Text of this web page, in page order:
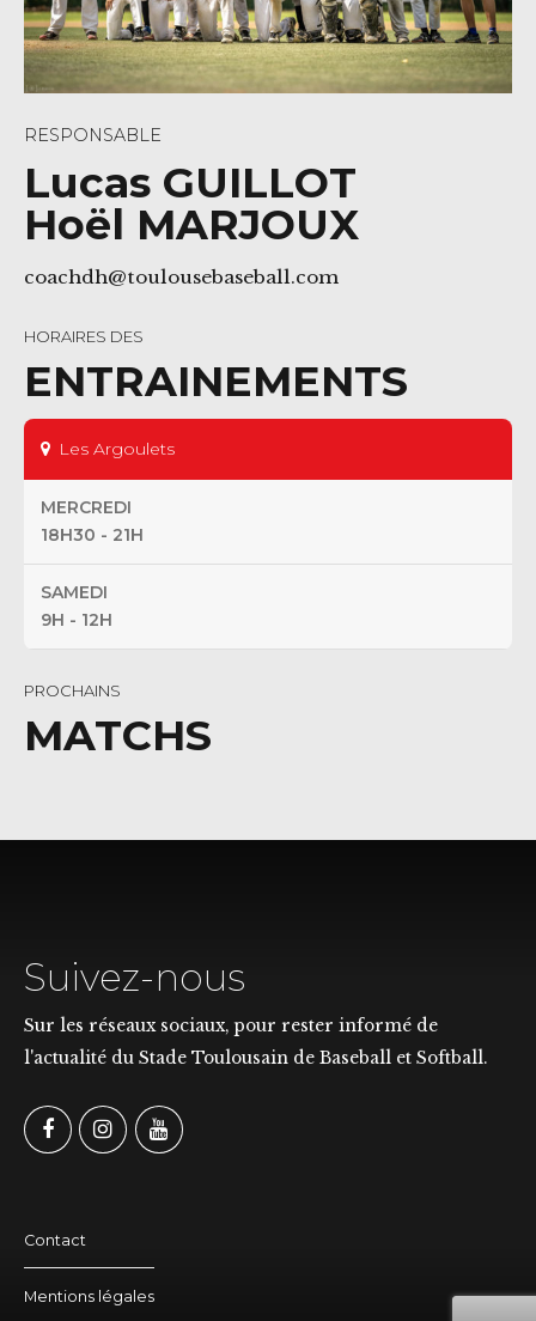
RESPONSABLE
Lucas GUILLOT
Hoël MARJOUX
coachdh@toulousebaseball.com
HORAIRES DES
ENTRAINEMENTS
Les Argoulets
MERCREDI
18H30 - 21H
SAMEDI
9H - 12H
PROCHAINS
MATCHS
Suivez-nous
Sur les réseaux sociaux, pour rester informé de
l'actualité du Stade Toulousain de Baseball et Softball.
Contact
Mentions légales